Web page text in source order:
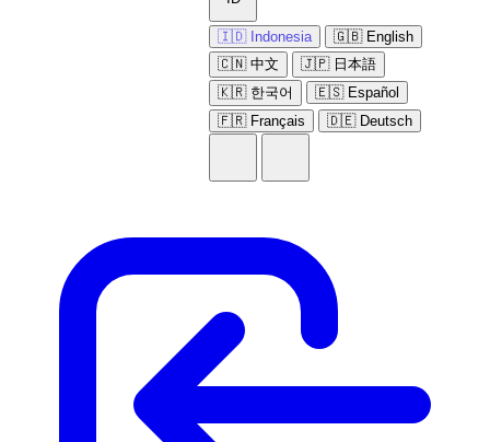
🇮🇩 Indonesia
🇬🇧 English
🇨🇳 中文
🇯🇵 日本語
🇰🇷 한국어
🇪🇸 Español
🇫🇷 Français
🇩🇪 Deutsch